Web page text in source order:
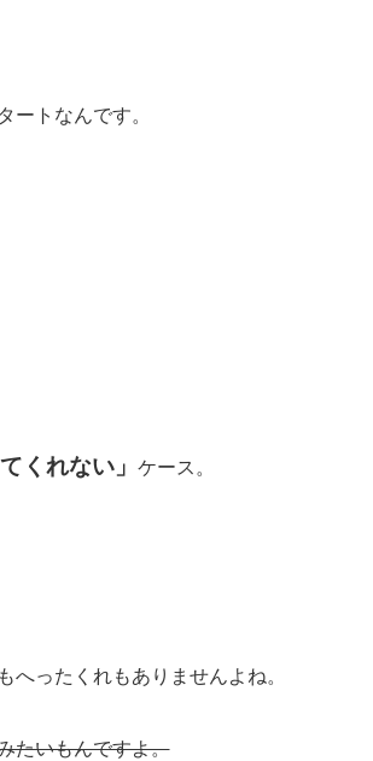
ートなんです。
くれない」 ケース。
へったくれもありませんよね。
たいもんですよ。